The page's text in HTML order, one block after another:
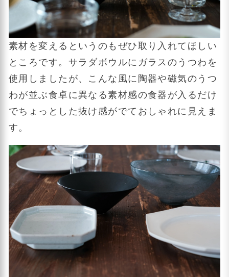
素材を変えるというのもぜひ取り入れてほしい
ところです。サラダボウルにガラスのうつわを
使用しましたが、こんな風に陶器や磁気のうつ
わが並ぶ食卓に異なる素材感の食器が入るだけ
でちょっとした抜け感がでておしゃれに見えま
す。